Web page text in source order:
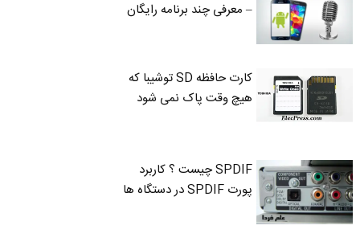
– معرفی چند برنامه رایگان
کارت حافظه SD توشیبا که
هیچ وقت پاک نمی شود
SPDIF چیست ؟ کاربرد
پورت SPDIF در دستگاه ها